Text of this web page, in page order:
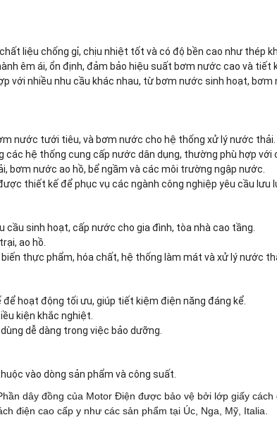
liệu chống gỉ, chịu nhiệt tốt và có độ bền cao như thép
êm ái, ổn định, đảm bảo hiệu suất bơm nước cao và tiết
với nhiều nhu cầu khác nhau, từ bơm nước sinh hoạt,
nước tưới tiêu, và bơm nước cho hệ thống xử lý nước thải.
hệ thống cung cấp nước dân dụng, thường phù hợp với
bơm nước ao hồ, bể ngầm và các môi trường ngập nước.
thiết kế để phục vụ các ngành công nghiệp yêu cầu lưu
cầu sinh hoạt, cấp nước cho gia đình, tòa nhà cao tầng.
ao hồ.
thực phẩm, hóa chất, hệ thống làm mát và xử lý nước
hoạt động tối ưu, giúp tiết kiệm điện năng đáng kể.
kiện khắc nghiệt.
dễ dàng trong việc bảo dưỡng.
vào dòng sản phẩm và công suất.
dây đồng của Motor Điện được bảo vệ bởi lớp giấy
điện cao cấp y như các sản phẩm tại Úc, Nga, Mỹ, Italia.